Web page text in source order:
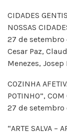
CIDADES
NOSSAS
27 de setembro
Cesar Paz,
Menezes,
COZINHA
POTINHO”,
27 de setembro
“ARTE SALVA –